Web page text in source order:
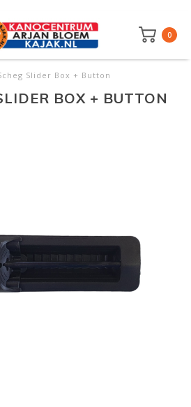
0
Slider Box + Button
BOX + BUTTON